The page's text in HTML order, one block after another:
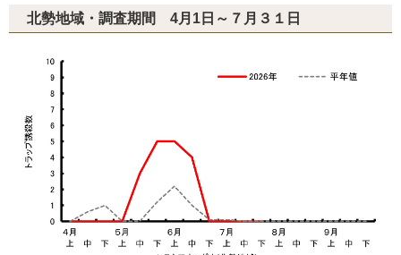
北勢地域・調査期間 4月1日～７月３１日